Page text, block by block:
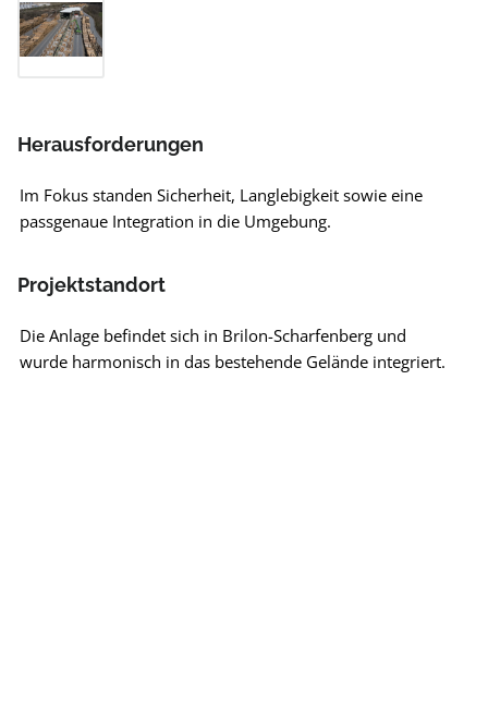
Herausforderungen
Im Fokus standen Sicherheit, Langlebigkeit sowie eine
passgenaue Integration in die Umgebung.
Projektstandort
Die Anlage befindet sich in Brilon-Scharfenberg und
wurde harmonisch in das bestehende Gelände integriert.